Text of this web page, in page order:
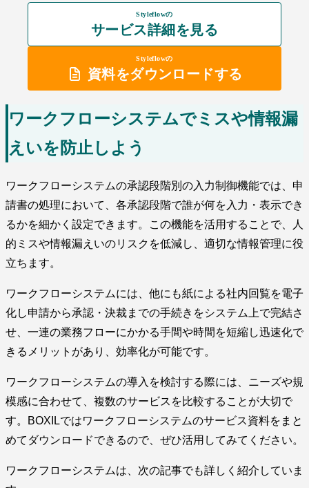
Styleflowの
サービス詳細を見る
Styleflowの
資料をダウンロードする
ワークフローシステムでミスや情報漏
えいを防止しよう
ワークフローシステムの承認段階別の入力制御機能では、申
請書の処理において、各承認段階で誰が何を入力・表示でき
るかを細かく設定できます。この機能を活用することで、人
的ミスや情報漏えいのリスクを低減し、適切な情報管理に役
立ちます。
ワークフローシステムには、他にも紙による社内回覧を電子
化し申請から承認・決裁までの手続きをシステム上で完結さ
せ、一連の業務フローにかかる手間や時間を短縮し迅速化で
きるメリットがあり、効率化が可能です。
ワークフローシステムの導入を検討する際には、ニーズや規
模感に合わせて、複数のサービスを比較することが大切で
す。BOXILではワークフローシステムのサービス資料をまと
めてダウンロードできるので、ぜひ活用してみてください。
ワークフローシステムは、次の記事でも詳しく紹介していま